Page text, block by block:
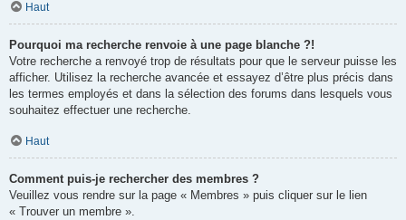
Haut
Pourquoi ma recherche renvoie à une page blanche ?!
Votre recherche a renvoyé trop de résultats pour que le serveur puisse les
afficher. Utilisez la recherche avancée et essayez d’être plus précis dans
les termes employés et dans la sélection des forums dans lesquels vous
souhaitez effectuer une recherche.
Haut
Comment puis-je rechercher des membres ?
Veuillez vous rendre sur la page « Membres » puis cliquer sur le lien
« Trouver un membre ».